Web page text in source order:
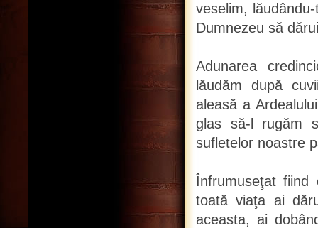
veselim,
Dumnezeu să
Adunarea
lăudăm după
aleasă a
glas să-l rugăm
sufletelor noastre
Înfrumuseţat fiind
toată viaţa ai
aceasta, ai